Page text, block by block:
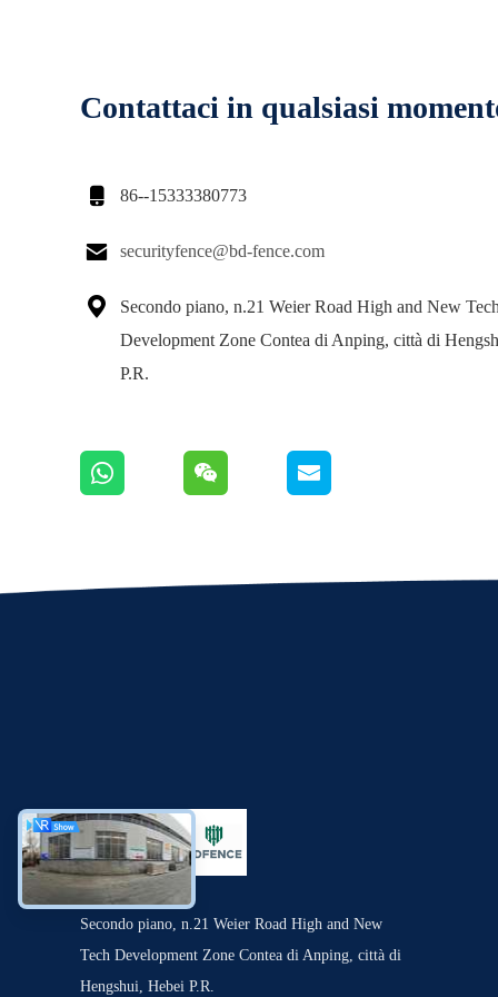
Contattaci in qualsiasi
 86--15333380773
 securityfence@bd-fence.com

Secondo piano, n.21 Weier Road High and New
Development Zone Contea di Anping, città di
P.R.
Secondo piano, n.21 Weier Road High and New
Tech Development Zone Contea di Anping, città di
Hengshui, Hebei P.R.